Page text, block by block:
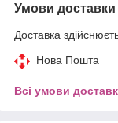
Умови доставки
Доставка
Нова Пошта
Всі умови